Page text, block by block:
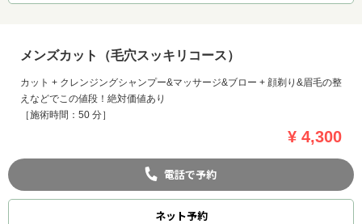
メンズカット（毛穴スッキリコース）
カット + クレンジングシャンプー&マッサージ&ブロー + 顔剃り&眉毛の整
えなどでこの値段！絶対価値あり
［施術時間：50 分］
¥ 4,300
電話で予約
ネット予約